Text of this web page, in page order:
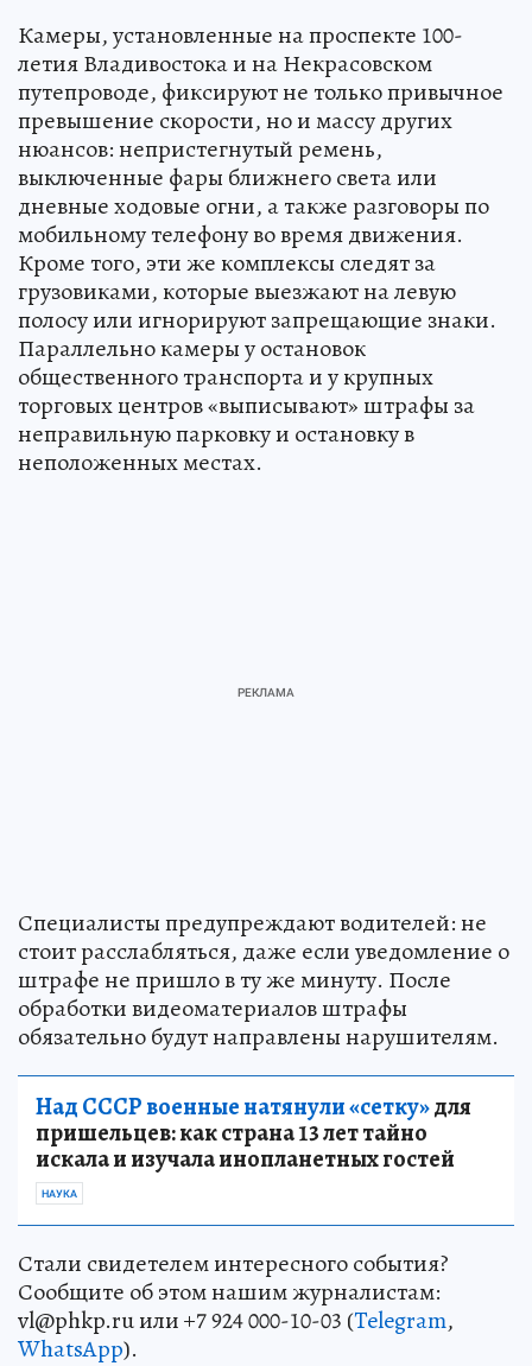
Камеры, установленные на проспекте 100-
летия Владивостока и на Некрасовском
путепроводе, фиксируют не только привычное
превышение скорости, но и массу других
нюансов: непристегнутый ремень,
выключенные фары ближнего света или
дневные ходовые огни, а также разговоры по
мобильному телефону во время движения.
Кроме того, эти же комплексы следят за
грузовиками, которые выезжают на левую
полосу или игнорируют запрещающие знаки.
Параллельно камеры у остановок
общественного транспорта и у крупных
торговых центров «выписывают» штрафы за
неправильную парковку и остановку в
неположенных местах.
Специалисты предупреждают водителей: не
стоит расслабляться, даже если уведомление о
штрафе не пришло в ту же минуту. После
обработки видеоматериалов штрафы
обязательно будут направлены нарушителям.
Над СССР военные натянули «сетку»для
пришельцев: как страна 13 лет тайно
искала и изучала инопланетных гостей
НАУКА
Стали свидетелем интересного события?
Сообщите об этом нашим журналистам:
vl@phkp.ru или +7 924 000-10-03 (Telegram,
WhatsApp).